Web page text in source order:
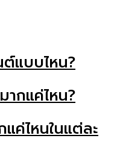
ต์แบบไหน?
กแค่ไหน?
ค่ไหนในแต่ละ